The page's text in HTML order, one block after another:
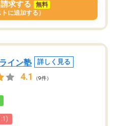
求する
無料
トに追加する）
イン塾 詳しく見る
4.1 （9件）